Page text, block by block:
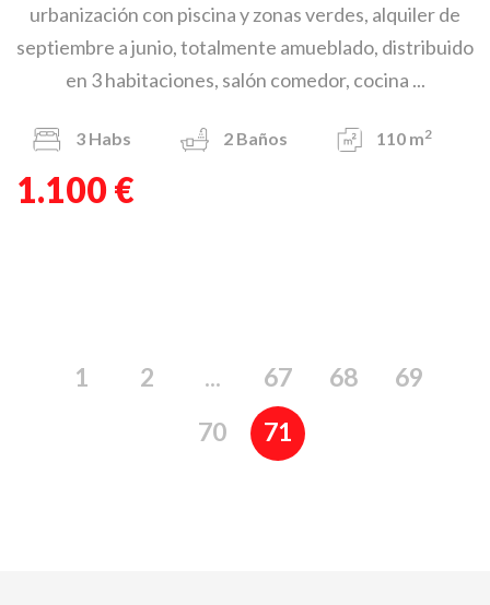
urbanización con piscina y zonas verdes, alquiler de
septiembre a junio, totalmente amueblado, distribuido
en 3 habitaciones, salón comedor, cocina ...
3 Habs 2 Baños 110 m2
1.100 €
1 2 ... 67 68
69
70
71